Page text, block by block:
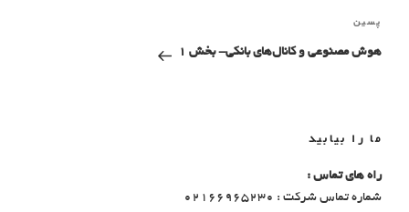
پسین
هوش مصنوعی و کانال‌های بانکی- بخش ۱
ما را بیابید
راه های تماس :
شماره تماس شرکت : 02166965230